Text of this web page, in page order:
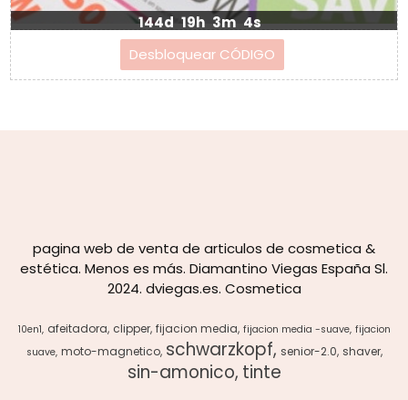
144d 19h 3m 4s
pagina web de venta de articulos de cosmetica &
estética. Menos es más. Diamantino Viegas España Sl.
2024. dviegas.es. Cosmetica
10en1 afeitadora clipper fijacion media fijacion media -suave fijacion
suave moto-magnetico schwarzkopf senior-2.0 shaver
sin-amonico tinte